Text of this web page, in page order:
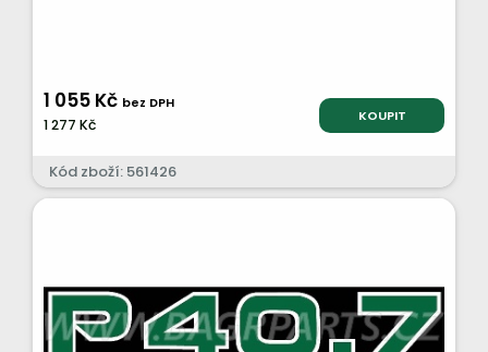
1 055 Kč bez DPH
1 277 Kč KOUPIT
Kód zboží: 561426